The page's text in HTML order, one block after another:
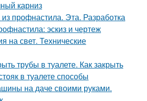
карниз
профнастила. Эта. Разработка
эскиз и чертеж
на свет. Технические
трубы в туалете. Как закрыть
в туалете способы
на даче своими руками.